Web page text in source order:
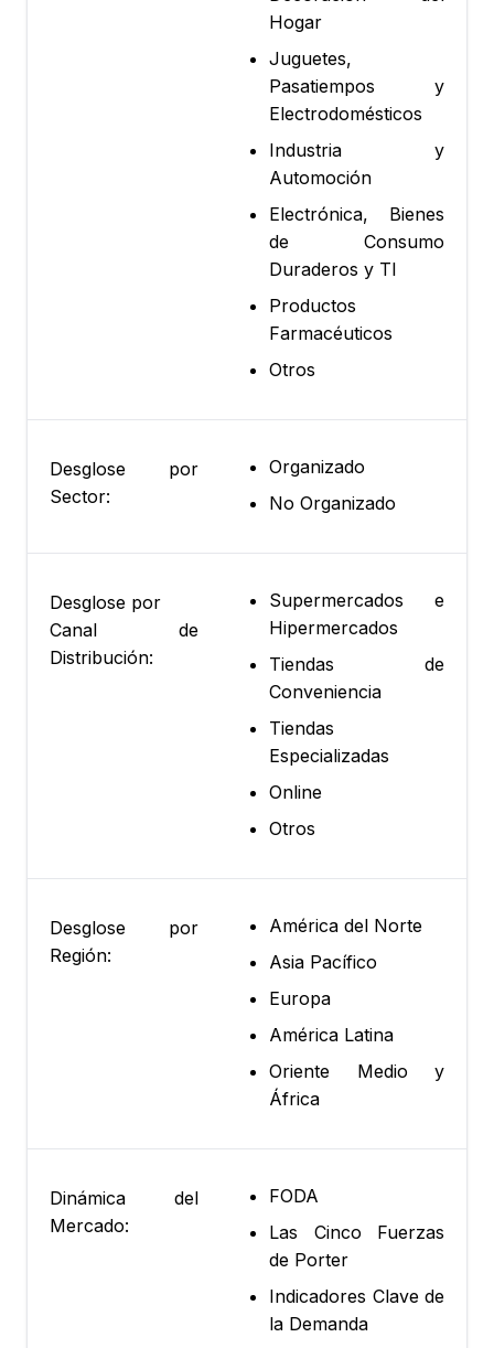
Hogar
Juguetes,
Pasatiempos y
Electrodomésticos
Industria y
Automoción
Electrónica, Bienes
de Consumo
Duraderos y TI
Productos
Farmacéuticos
Otros
Desglose por
Sector:
Organizado
No Organizado
Desglose por
Canal de
Distribución:
Supermercados e
Hipermercados
Tiendas de
Conveniencia
Tiendas
Especializadas
Online
Otros
Desglose por
Región:
América del Norte
Asia Pacífico
Europa
América Latina
Oriente Medio y
África
Dinámica del
Mercado:
FODA
Las Cinco Fuerzas
de Porter
Indicadores Clave de
la Demanda